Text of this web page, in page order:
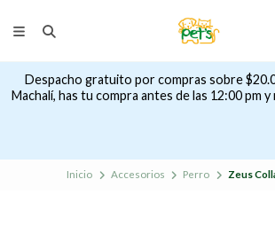
Despacho gratuito por compras sobre
Machalí, has tu compra antes de las 12:00 pm y
Inicio Accesorios Perro Zeus